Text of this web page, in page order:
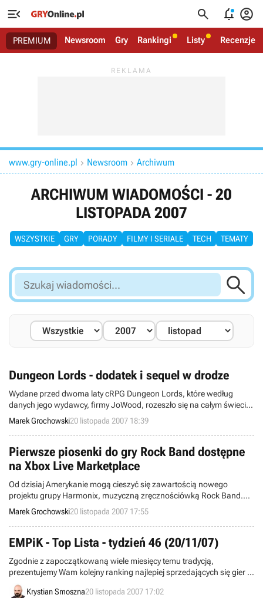
   
PREMIUM Newsroom Gry Rankingi Listy Recenzje
www.gry-online.pl  Newsroom  Archiwum
ARCHIWUM WIADOMOŚCI - 20
LISTOPADA 2007
WSZYSTKIE GRY PORADY FILMY I SERIALE TECH TEMATY
Szukaj
wiadomości...

Dungeon Lords - dodatek i sequel w drodze
Wydane przed dwoma laty cRPG Dungeon Lords, które według
danych jego wydawcy, firmy JoWood, rozeszło się na całym świecie
w liczbie ponad miliona egzemplarzy, już niebawem doczeka się
zarówno samodzielnego dodatku, jak i sequela. Premiera
pierwszego z zapowiedzianych dziś projektów planowana jest na
trzeci kwartał przyszłego roku.
Marek Grochowski20 listopada 2007 18:39
Pierwsze piosenki do gry Rock Band dostępne
na Xbox Live Marketplace
Od dzisiaj Amerykanie mogą cieszyć się zawartością nowego
projektu grupy Harmonix, muzyczną zręcznościówką Rock Band.
Wydana pod sztandarem Electronic Arts pozycja trafiła już do
sklepów za Atlantykiem, a klienci, którzy zdecydują się na jej zakup,
będą mogli od razu wzbogacić swój nabytek o dodatkowe elementy.
Marek Grochowski20 listopada 2007 17:55
EMPiK - Top Lista - tydzień 46 (20/11/07)
Zgodnie z zapoczątkowaną wiele miesięcy temu tradycją,
prezentujemy Wam kolejny ranking najlepiej sprzedających się gier w
salonach EMPiK. Poniższe zestawienie powstało w oparciu o dane
zebrane ze stu sklepów, w dniach od 12-ego do 18-ego listopada
Krystian Smoszna20 listopada 2007 17:02